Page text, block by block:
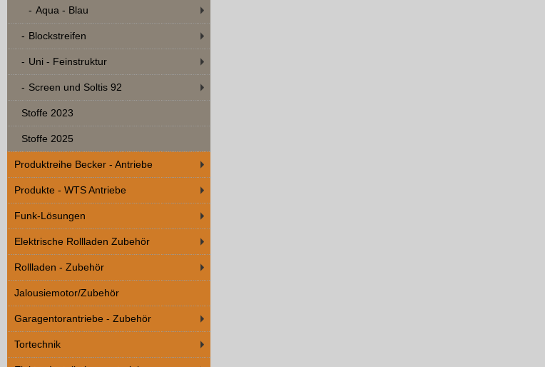
Aqua - Blau
Blockstreifen
Uni - Feinstruktur
Screen und Soltis 92
Stoffe 2023
Stoffe 2025
Produktreihe Becker - Antriebe
Produkte - WTS Antriebe
Funk-Lösungen
Elektrische Rollladen Zubehör
Rollladen - Zubehör
Jalousiemotor/Zubehör
Garagentorantriebe - Zubehör
Tortechnik